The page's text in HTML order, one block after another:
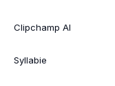
Clipchamp AI
Syllabie